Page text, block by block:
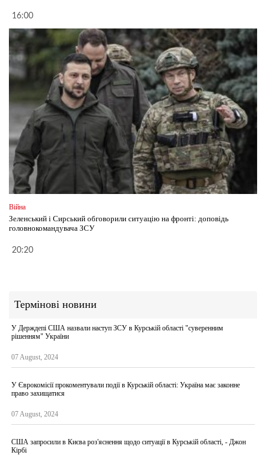
16:00
Війна
Зеленський і Сирський обговорили ситуацію на фронті: доповідь
головнокомандувача ЗСУ
20:20
Термінові новини
У Держдепі США назвали наступ ЗСУ в Курській області "суверенним
рішенням" України
07 August, 2024
У Єврокомісії прокоментували події в Курській області: Україна має законне
право захищатися
07 August, 2024
США запросили в Києва роз'яснення щодо ситуації в Курській області, - Джон
Кірбі